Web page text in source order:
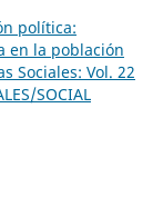
política:
en la población
Sociales: Vol. 22
SOCIAL